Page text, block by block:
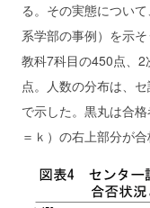
る。その実態につい
系学部の事例）を示
教科7科目の450点、
点。人数の分布は、
で示した。黒丸は合
＝ｋ）の右上部分が合